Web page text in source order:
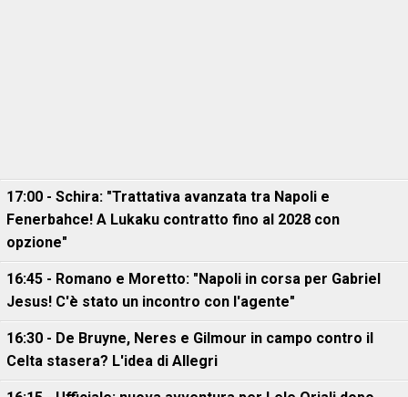
17:00 - Schira: "Trattativa avanzata tra Napoli e
Fenerbahce! A Lukaku contratto fino al 2028 con
opzione"
16:45 - Romano e Moretto: "Napoli in corsa per Gabriel
Jesus! C'è stato un incontro con l'agente"
16:30 - De Bruyne, Neres e Gilmour in campo contro il
Celta stasera? L'idea di Allegri